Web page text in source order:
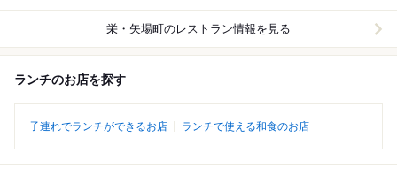
栄・矢場町のレストラン情報を見る
ランチのお店を探す
子連れでランチができるお店 ランチで使える和食のお店